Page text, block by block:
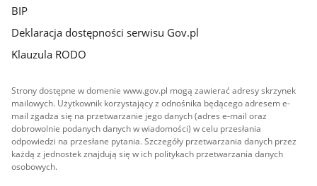
BIP
Deklaracja dostępności serwisu Gov.pl
Klauzula RODO
Strony dostępne w domenie www.gov.pl mogą zawierać adresy skrzynek
mailowych. Użytkownik korzystający z odnośnika będącego adresem e-
mail zgadza się na przetwarzanie jego danych (adres e-mail oraz
dobrowolnie podanych danych w wiadomości) w celu przesłania
odpowiedzi na przesłane pytania. Szczegóły przetwarzania danych przez
każdą z jednostek znajdują się w ich politykach przetwarzania danych
osobowych.